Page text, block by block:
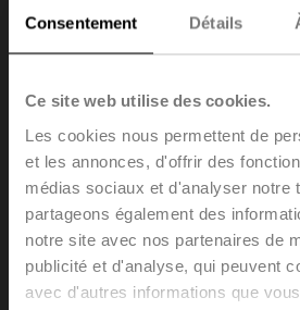
Consentement Détails
Ce site web utilise des cookies.
Les cookies nous permettent de
et les annonces, d'offrir des
médias sociaux et d'analyser notre
partageons également des
notre site avec nos partenaires de
publicité et d'analyse, qui peuvent
avec d'autres informations que
SRD230A
Servomoteur rotatif, 16 Nm, AC
rien, 3 points, 20 s, IP54